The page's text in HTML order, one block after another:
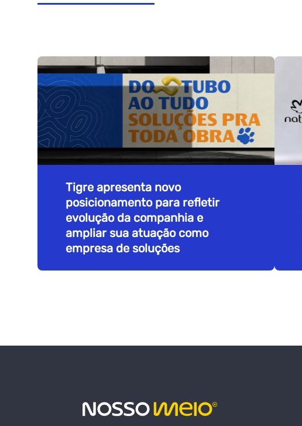
Tigre apresenta novo
posicionamento para refletir
evolução da companhia e
ampliar sua atuação como
empresa de soluções